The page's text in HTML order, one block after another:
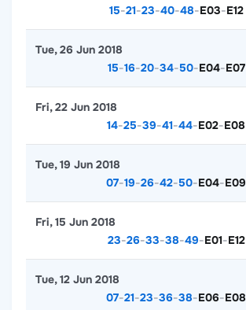
15-21-23-40-48-E03-E12
15-16-20-34-50-E04-E07
Tue, 26 Jun 2018
14-25-39-41-44-E02-E08
Fri, 22 Jun 2018
07-19-26-42-50-E04-E09
Tue, 19 Jun 2018
23-26-33-38-49-E01-E12
Fri, 15 Jun 2018
07-21-23-36-38-E06-E08
Tue, 12 Jun 2018